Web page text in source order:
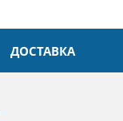
ДОСТАВКА